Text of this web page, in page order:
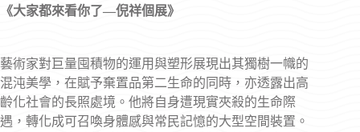
《大家都來看你了—倪祥個展》
藝術家對巨量囤積物的運用與塑形展現出其獨樹一幟的
混沌美學，在賦予棄置品第二生命的同時，亦透露出高
齡化社會的長照處境。他將自身遭現實夾殺的生命際
遇，轉化成可召喚身體感與常民記憶的大型空間裝置。